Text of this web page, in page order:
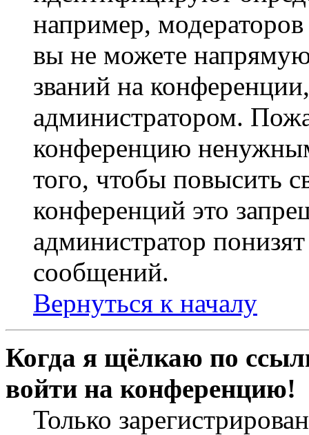
например,
вы не можете
званий на
администратором.
конференцию
того, чтобы повысить
конференций это
администратор
сообщений.
Вернуться к началу
Когда я щёлкаю по
войти на конференцию!
Только